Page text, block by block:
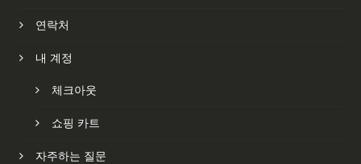
연락처
내 계정
체크아웃
쇼핑 카트
자주하는 질문